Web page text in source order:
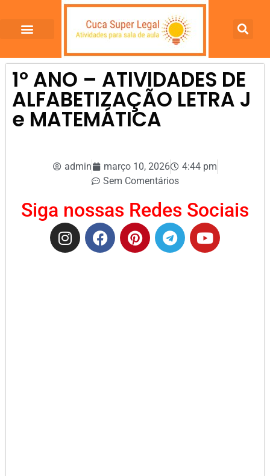
1º ANO – ATIVIDADES DE
ALFABETIZAÇÃO LETRA J
e MATEMÁTICA
admin março 10, 2026
4:44 pm
Sem Comentários
Siga nossas Redes Sociais